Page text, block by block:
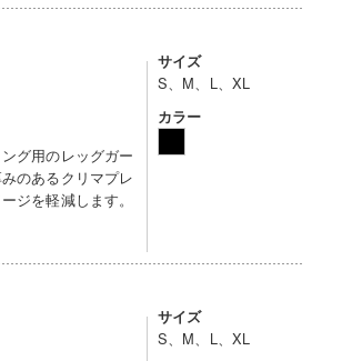
グ用のレッグガー
のあるクリマプレ
ジを軽減します。
サイズ
S、M、L、XL
カラー
サイズ
S、M、L、XL